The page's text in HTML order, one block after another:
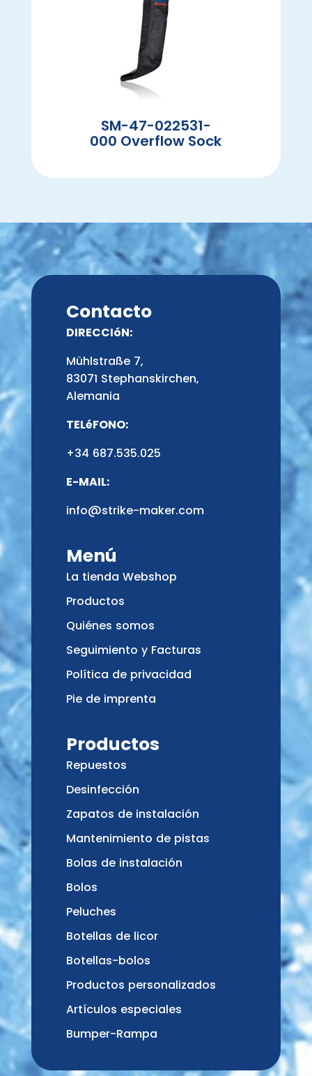
SM-47-022531-
000 Overflow Sock
Contacto
DIRECCIóN:
Mühlstraße 7,
83071 Stephanskirchen,
Alemania
TELéFONO:
+34 687.535.025
E-MAIL:
info@strike-maker.com
Menú
La tienda Webshop
Productos
Quiénes somos
Seguimiento y Facturas
Política de privacidad
Pie de imprenta
Productos
Repuestos
Desinfección
Zapatos de instalación
Mantenimiento de pistas
Bolas de instalación
Bolos
Peluches
Botellas de licor
Botellas-bolos
Productos personalizados
Artículos especiales
Bumper-Rampa